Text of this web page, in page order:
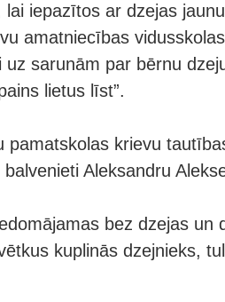
lai iepazītos ar dzejas
amatniecības
uz sarunām par bērnu
lietus līst”.
pamatskolas krievu
Aleksandru
bez dzejas un
kuplinās dzejnieks,